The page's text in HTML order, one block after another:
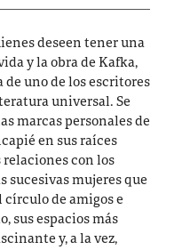
deseen tener una
y la obra de Kafka,
uno de los escritores
universal. Se
marcas personales de
en sus raíces
con los
sucesivas mujeres que
de amigos e
sus espacios más
y, a la vez,